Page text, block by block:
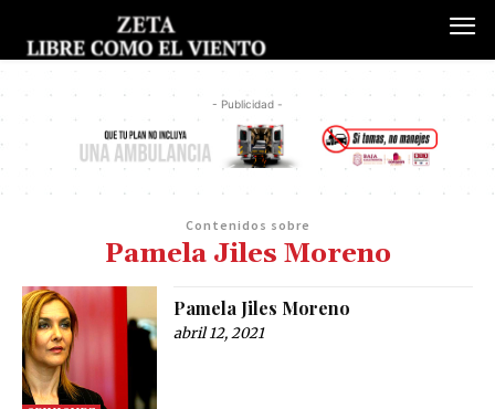
- Publicidad -
Contenidos sobre
Pamela Jiles Moreno
Pamela Jiles Moreno
abril 12, 2021